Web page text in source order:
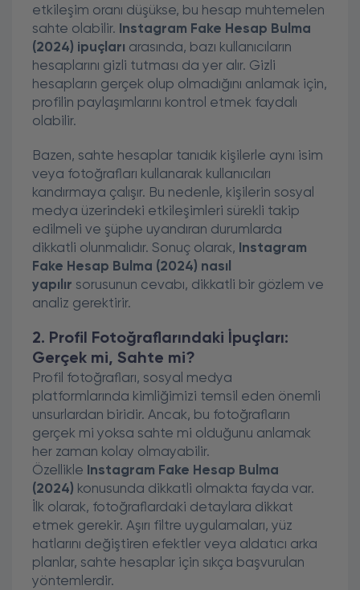
etkileşim oranı düşükse, bu hesap muhtemelen
sahte olabilir. Instagram Fake Hesap Bulma
(2024) ipuçları arasında, bazı kullanıcıların
hesaplarını gizli tutması da yer alır. Gizli
hesapların gerçek olup olmadığını anlamak için,
profilin paylaşımlarını kontrol etmek faydalı
olabilir.
Bazen, sahte hesaplar tanıdık kişilerle aynı isim
veya fotoğrafları kullanarak kullanıcıları
kandırmaya çalışır. Bu nedenle, kişilerin sosyal
medya üzerindeki etkileşimleri sürekli takip
edilmeli ve şüphe uyandıran durumlarda
dikkatli olunmalıdır. Sonuç olarak, Instagram
Fake Hesap Bulma (2024) nasıl
yapılır sorusunun cevabı, dikkatli bir gözlem ve
analiz gerektirir.
2. Profil Fotoğraflarındaki İpuçları:
Gerçek mi, Sahte mi?
Profil fotoğrafları, sosyal medya
platformlarında kimliğimizi temsil eden önemli
unsurlardan biridir. Ancak, bu fotoğrafların
gerçek mi yoksa sahte mi olduğunu anlamak
her zaman kolay olmayabilir.
Özellikle Instagram Fake Hesap Bulma
(2024) konusunda dikkatli olmakta fayda var.
İlk olarak, fotoğraflardaki detaylara dikkat
etmek gerekir. Aşırı filtre uygulamaları, yüz
hatlarını değiştiren efektler veya aldatıcı arka
planlar, sahte hesaplar için sıkça başvurulan
yöntemlerdir.